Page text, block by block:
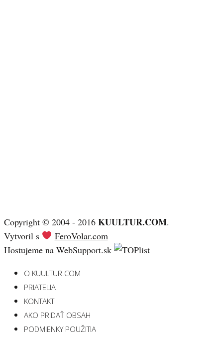
Copyright © 2004 - 2016 KUULTUR.COM.
Vytvoril s
FeroVolar.com
Hostujeme na WebSupport.sk
O KUULTUR.COM
PRIATELIA
KONTAKT
AKO PRIDAŤ OBSAH
PODMIENKY POUŽITIA